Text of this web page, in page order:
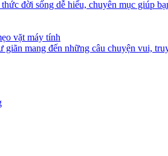
đời sống dễ hiểu, chuyên mục giúp
vặt máy tính
giãn mang đến những câu chuyện vui,